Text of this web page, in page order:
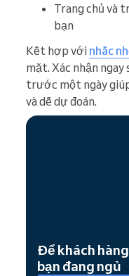
Trang chủ và
bạn
Kết hợp với nhắc
mặt. Xác nhận ngay
trước một ngày
và dễ dự đoán.
Để khách
bạn đang ngủ